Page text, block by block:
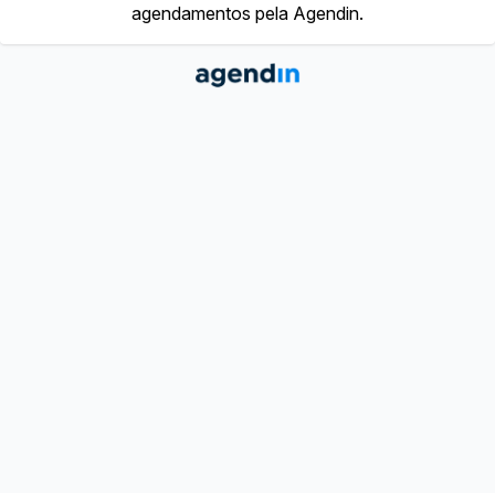
agendamentos pela Agendin.